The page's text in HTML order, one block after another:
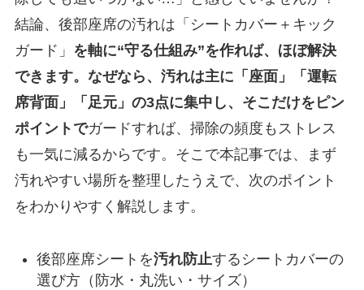
結論、後部座席の汚れは「シートカバー＋キック
ガード」 を軸に“守る仕組み”を作れば、ほぼ解決
できます。なぜなら、汚れは主に「座面」「運転
席背面」「足元」の3点に集中し、そこだけをピン
ポイントでガードすれば、掃除の頻度もストレス
も一気に減るからです。そこで本記事では、まず
汚れやすい場所を整理したうえで、次のポイント
をわかりやすく解説します。
後部座席シートを汚れ防止するシートカバーの
選び方（防水・丸洗い・サイズ）